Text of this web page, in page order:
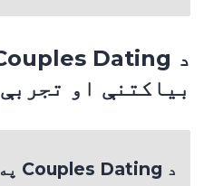
بیاکتنې او تجربې
د Couples Dating په اړه خپل نظر ولیکی